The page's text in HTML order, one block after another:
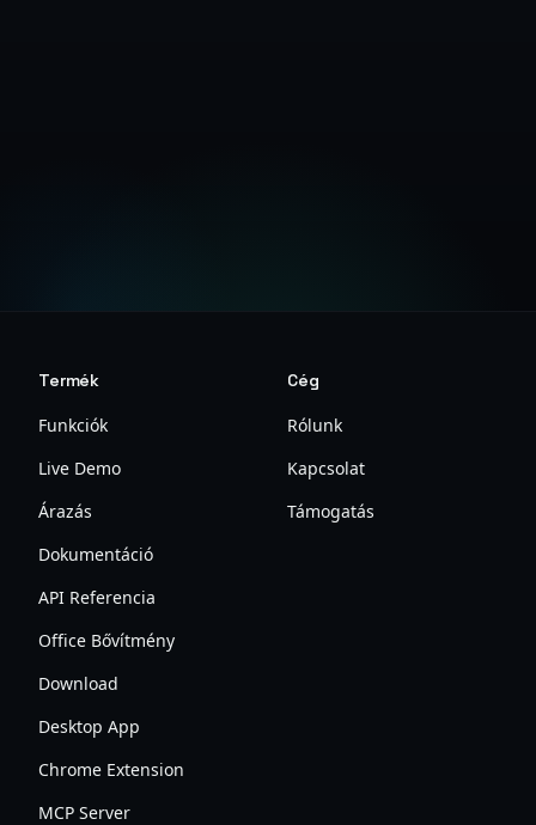
Termék
Funkciók
Live Demo
Árazás
Dokumentáció
API Referencia
Office Bővítmény
Download
Desktop App
Chrome Extension
MCP Server
Cég
Rólunk
Kapcsolat
Támogatás